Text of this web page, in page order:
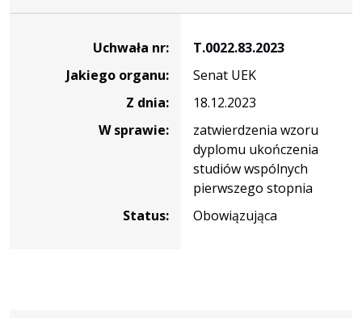
T.0022.83.2023
Uchwała nr:
T.0022.83.2023
Jakiego organu:
Senat UEK
Z dnia:
18.12.2023
W sprawie:
zatwierdzenia wzoru
dyplomu ukończenia
studiów wspólnych
pierwszego stopnia
Status:
Obowiązująca